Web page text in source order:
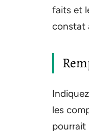
faits et
constat
les
pourrait